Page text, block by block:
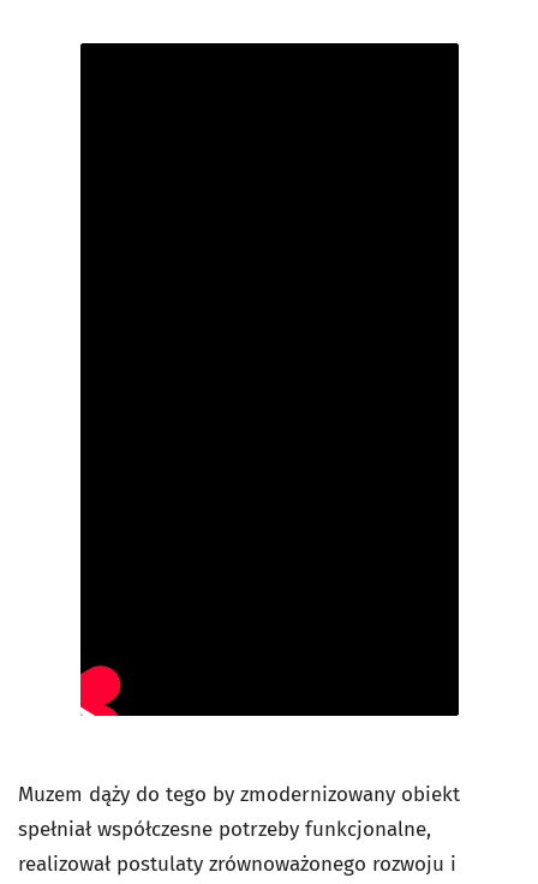
Muzem dąży do tego by zmodernizowany obiekt
spełniał współczesne potrzeby funkcjonalne,
realizował postulaty zrównoważonego rozwoju i